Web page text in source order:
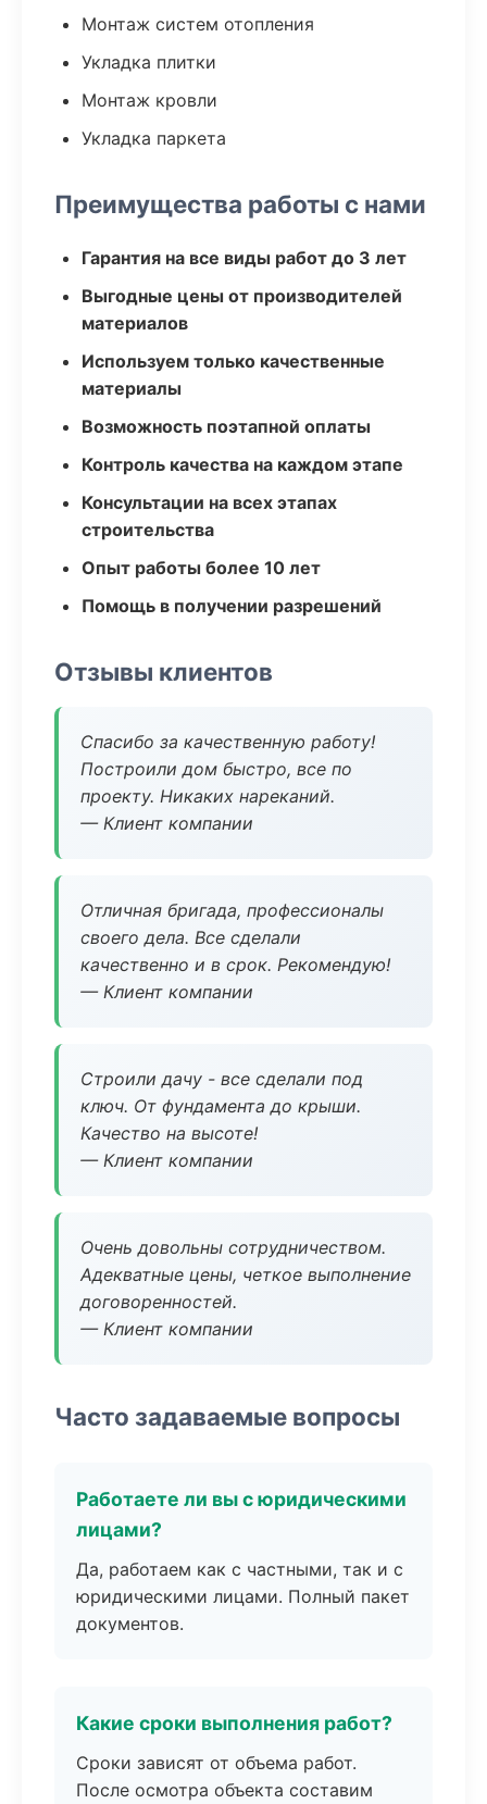
Монтаж систем отопления
Укладка плитки
Монтаж кровли
Укладка паркета
Преимущества работы с нами
Гарантия на все виды работ до 3 лет
Выгодные цены от производителей
материалов
Используем только качественные
материалы
Возможность поэтапной оплаты
Контроль качества на каждом этапе
Консультации на всех этапах
строительства
Опыт работы более 10 лет
Помощь в получении разрешений
Отзывы клиентов
Спасибо за качественную работу!
Построили дом быстро, все по
проекту. Никаких нареканий.
— Клиент компании
Отличная бригада, профессионалы
своего дела. Все сделали
качественно и в срок. Рекомендую!
— Клиент компании
Строили дачу - все сделали под
ключ. От фундамента до крыши.
Качество на высоте!
— Клиент компании
Очень довольны сотрудничеством.
Адекватные цены, четкое выполнение
договоренностей.
— Клиент компании
Часто задаваемые вопросы
Работаете ли вы с юридическими
лицами?
Да, работаем как с частными, так и с
юридическими лицами. Полный пакет
документов.
Какие сроки выполнения работ?
Сроки зависят от объема работ.
После осмотра объекта составим